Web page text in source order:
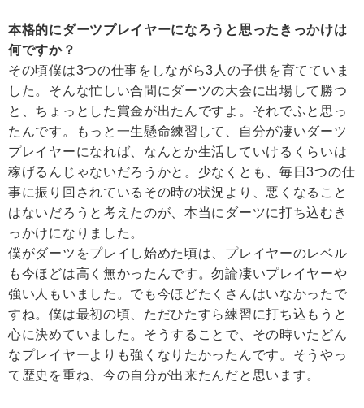
本格的にダーツプレイヤーになろうと思ったきっかけは
何ですか？
その頃僕は3つの仕事をしながら3人の子供を育てていま
した。そんな忙しい合間にダーツの大会に出場して勝つ
と、ちょっとした賞金が出たんですよ。それでふと思っ
たんです。もっと一生懸命練習して、自分が凄いダーツ
プレイヤーになれば、なんとか生活していけるくらいは
稼げるんじゃないだろうかと。少なくとも、毎日3つの仕
事に振り回されているその時の状況より、悪くなること
はないだろうと考えたのが、本当にダーツに打ち込むき
っかけになりました。
僕がダーツをプレイし始めた頃は、プレイヤーのレベル
も今ほどは高く無かったんです。勿論凄いプレイヤーや
強い人もいました。でも今ほどたくさんはいなかったで
すね。僕は最初の頃、ただひたすら練習に打ち込もうと
心に決めていました。そうすることで、その時いたどん
なプレイヤーよりも強くなりたかったんです。そうやっ
て歴史を重ね、今の自分が出来たんだと思います。